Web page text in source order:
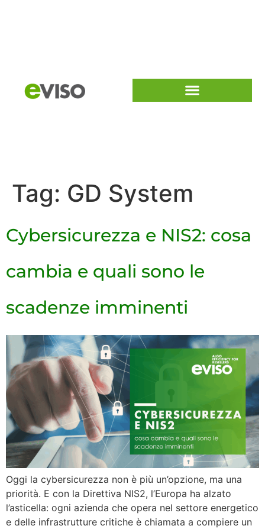
Tag: GD System
Cybersicurezza e NIS2: cosa
cambia e quali sono le
scadenze imminenti
Oggi la cybersicurezza non è più un’opzione, ma una
priorità. E con la Direttiva NIS2, l’Europa ha alzato
l’asticella: ogni azienda che opera nel settore energetico
e delle infrastrutture critiche è chiamata a compiere un